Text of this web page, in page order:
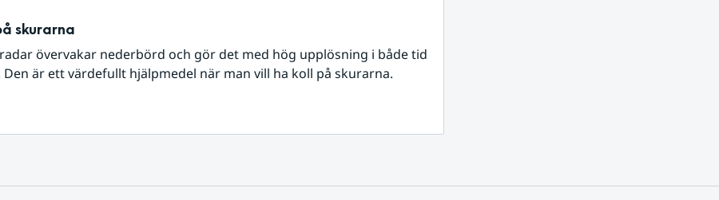
skurarna
övervakar nederbörd och gör det med hög upplösning i både tid
är ett värdefullt hjälpmedel när man vill ha koll på skurarna.